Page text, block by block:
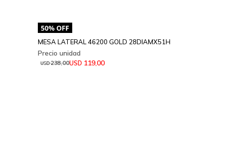
MESA LATERAL 46200 GOLD 28DIAMX51H
USD 119,00
USD238,00